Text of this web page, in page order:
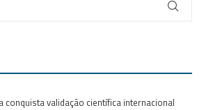
conquista validação científica internacional